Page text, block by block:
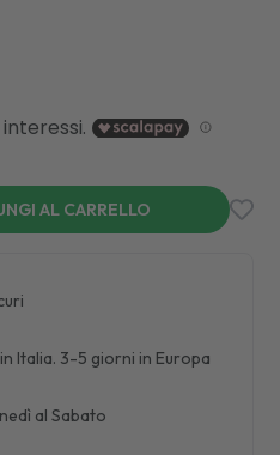
AL CARRELLO
Italia. 3-5 giorni in Europa
al Sabato